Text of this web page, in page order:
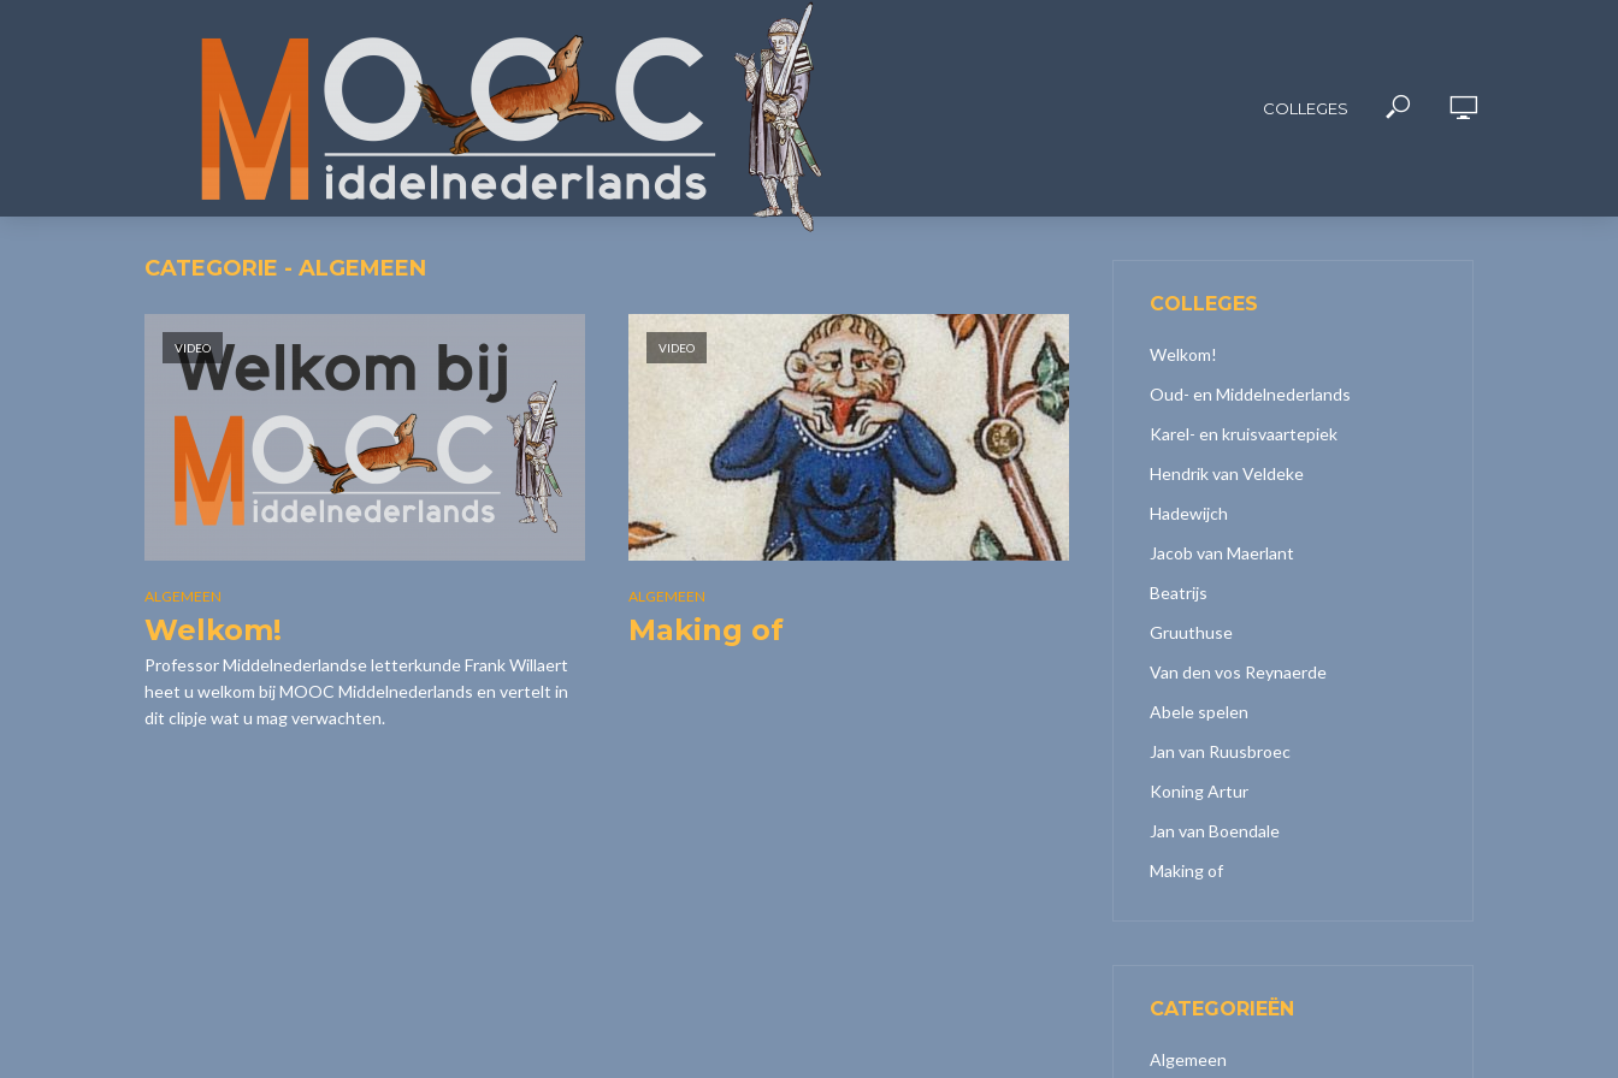
COLLEGES
CATEGORIE - ALGEMEEN
VIDEO
ALGEMEEN
Welkom!
Professor Middelnederlandse letterkunde Frank Willaert
heet u welkom bij MOOC Middelnederlands en vertelt in
dit clipje wat u mag verwachten.
VIDEO
ALGEMEEN
Making of
COLLEGES
Welkom!
Oud- en Middelnederlands
Karel- en kruisvaartepiek
Hendrik van Veldeke
Hadewijch
Jacob van Maerlant
Beatrijs
Gruuthuse
Van den vos Reynaerde
Abele spelen
Jan van Ruusbroec
Koning Artur
Jan van Boendale
Making of
CATEGORIEËN
Algemeen